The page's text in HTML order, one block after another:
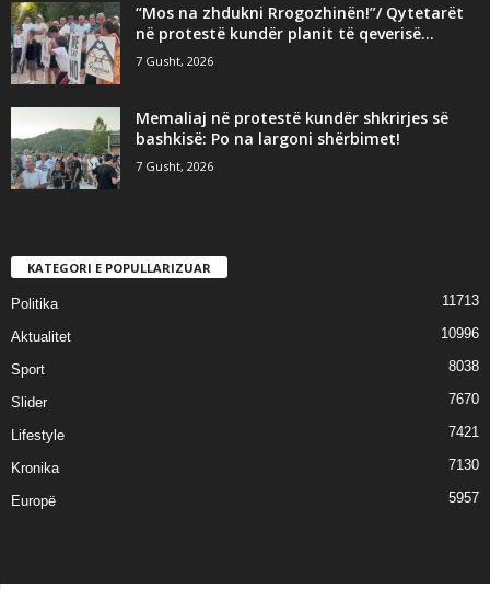
“Mos na zhdukni Rrogozhinën!”/ Qytetarët
në protestë kundër planit të qeverisë...
7 Gusht, 2026
Memaliaj në protestë kundër shkrirjes së
bashkisë: Po na largoni shërbimet!
7 Gusht, 2026
KATEGORI E POPULLARIZUAR
Politika 11713
Aktualitet 10996
Sport 8038
Slider 7670
Lifestyle 7421
Kronika 7130
Europë 5957